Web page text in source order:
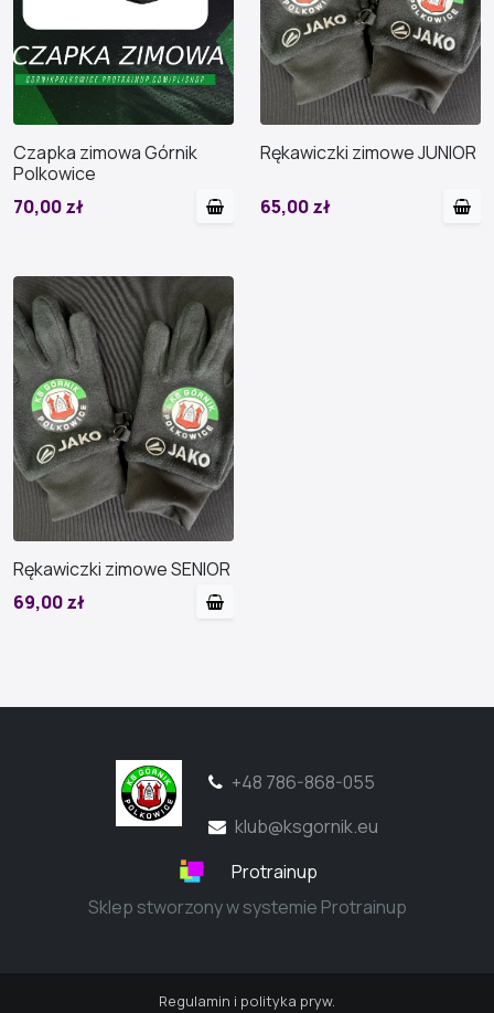
Czapka zimowa Górnik
Polkowice
70,00 zł
Rękawiczki zimowe JUNIOR
65,00 zł
Rękawiczki zimowe SENIOR
69,00 zł
+48 786-868-055
klub@ksgornik.eu
Protrainup
Sklep stworzony w systemie Protrainup
Regulamin i polityka pryw.